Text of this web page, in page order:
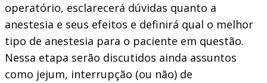
operatório, esclarecerá dúvidas quanto a
anestesia e seus efeitos e definirá qual o melhor
tipo de anestesia para o paciente em questão.
Nessa etapa serão discutidos ainda assuntos
como jejum, interrupção (ou não) de